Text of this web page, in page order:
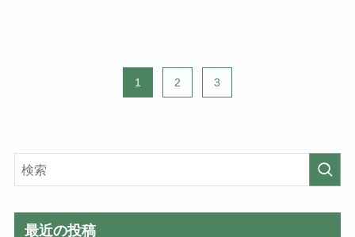
1 2 3
最近の投稿